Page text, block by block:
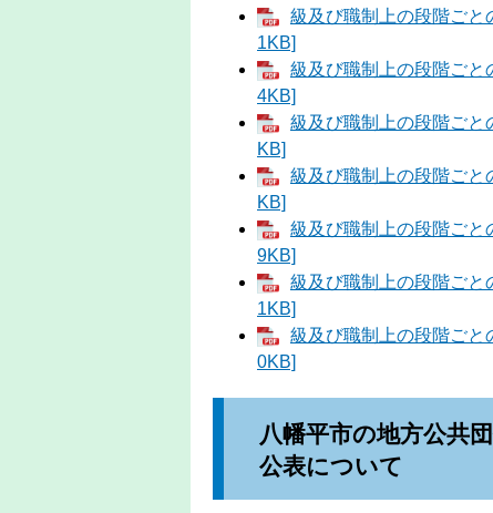
級及び職制上の段階ご
1KB]
級及び職制上の段階ご
4KB]
級及び職制上の段階ご
KB]
級及び職制上の段階ご
KB]
級及び職制上の段階ご
9KB]
級及び職制上の段階ご
1KB]
級及び職制上の段階ご
0KB]
八幡平市の地方公共
公表について